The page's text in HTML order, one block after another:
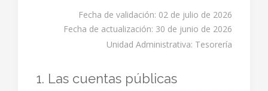
Fecha de validación: 02 de julio de 2026
Fecha de actualización: 30 de junio de 2026
Unidad Administrativa: Tesorería
1. Las cuentas públicas